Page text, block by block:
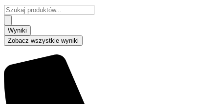
Search
...
Wyniki
Zobacz wszystkie wyniki